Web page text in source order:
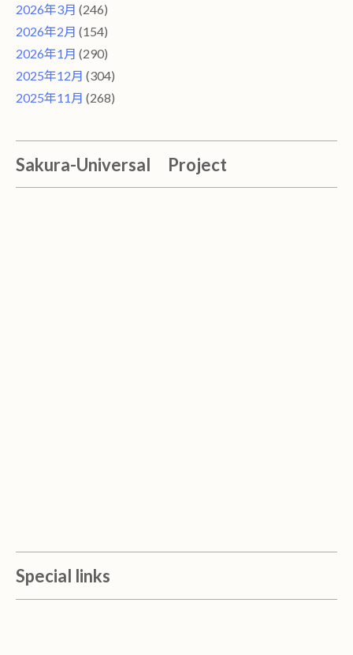
2026年3月 (246)
2026年2月 (154)
2026年1月 (290)
2025年12月 (304)
2025年11月 (268)
Sakura-Universal Project
Special links